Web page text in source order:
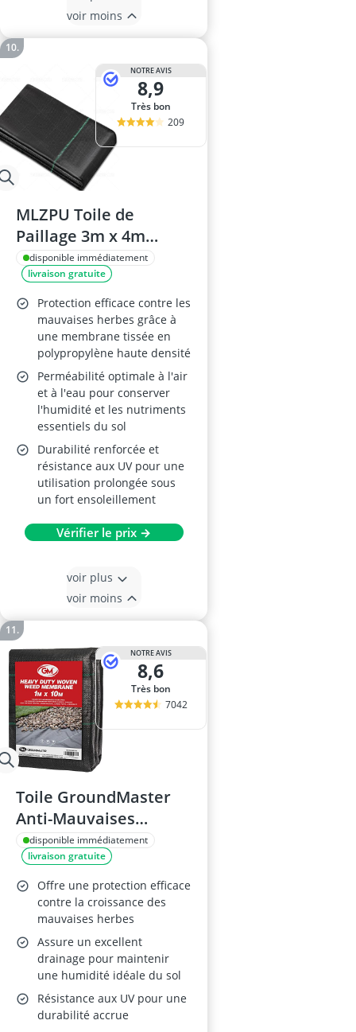
voir moins
NOTRE AVIS
8,9
Très bon
209
MLZPU Toile de
Paillage 3m x 4m
Geotextile
disponible immédiatement
livraison gratuite
Protection efficace contre les
mauvaises herbes grâce à
une membrane tissée en
polypropylène haute densité
Perméabilité optimale à l'air
et à l'eau pour conserver
l'humidité et les nutriments
essentiels du sol
Durabilité renforcée et
résistance aux UV pour une
utilisation prolongée sous
un fort ensoleillement
Vérifier le prix →
voir plus
voir moins
NOTRE AVIS
8,6
Très bon
7042
Toile GroundMaster
Anti-Mauvaises
Herbes 1m x 10m
disponible immédiatement
livraison gratuite
Offre une protection efficace
contre la croissance des
mauvaises herbes
Assure un excellent
drainage pour maintenir
une humidité idéale du sol
Résistance aux UV pour une
durabilité accrue